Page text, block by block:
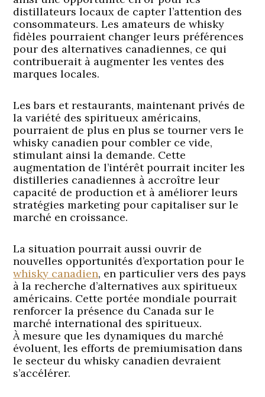
distillateurs locaux de capter l’attention des
consommateurs. Les amateurs de whisky
fidèles pourraient changer leurs préférences
pour des alternatives canadiennes, ce qui
contribuerait à augmenter les ventes des
marques locales.
Les bars et restaurants, maintenant privés de
la variété des spiritueux américains,
pourraient de plus en plus se tourner vers le
whisky canadien pour combler ce vide,
stimulant ainsi la demande. Cette
augmentation de l’intérêt pourrait inciter les
distilleries canadiennes à accroître leur
capacité de production et à améliorer leurs
stratégies marketing pour capitaliser sur le
marché en croissance.
La situation pourrait aussi ouvrir de
nouvelles opportunités d’exportation pour le
whisky canadien, en particulier vers des pays
à la recherche d’alternatives aux spiritueux
américains. Cette portée mondiale pourrait
renforcer la présence du Canada sur le
marché international des spiritueux.
À mesure que les dynamiques du marché
évoluent, les efforts de premiumisation dans
le secteur du whisky canadien devraient
s’accélérer.